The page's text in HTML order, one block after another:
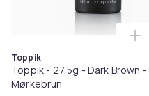
Toppik
Toppik - 27,5g - Dark Brown -
Mørkebrun